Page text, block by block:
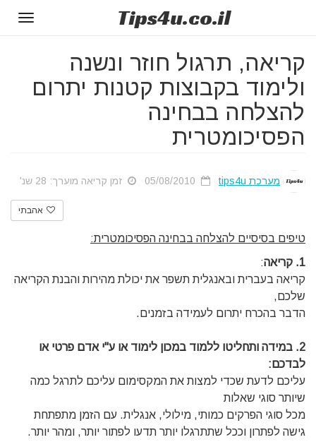
Tips4u.co.il
קריאה, תרגול חוזר ונשנה
ולימוד בקבוצות קטנות יתרום
להצלחה בבחינה
הפסיכומטרית
מערכת tips4u זמן קריאה מוערך: 28 שנ'
אהבתי
טיפים בסיסיים להצלחה בבחינה הפסיכומטרית:
1. קריאה
:
קריאה בעברית ובאנגלית תשפר את יכולת מהירות והבנת הקריאה
שלכם,
הדבר בהכרח יתרום לעמידה בזמנים.
2. במידה ותחליטו ללמוד במכון לימוד או ע"י אדם פרטי או
לבדכם:
עליכם לדעת שכדי למצות את המקסימום עליכם לתרגל כמה
שיותר סוגי שאלות
מכל סוגי הפרקים כמותי, מילולי, אנגלית. עם הזמן מתפתחת
גישה לפתרון וככל שתתרגלו יותר תדעו לפתור יותר, ומהר יותר.